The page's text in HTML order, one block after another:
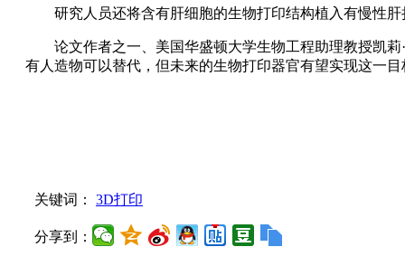
研究人员还将含有肝细胞的生物打印结构植入有慢性
论文作者之一、美国华盛顿大学生物工程助理教授凯
有人造物可以替代，但未来的生物打印器官有望实现这一
关键词： 3D打印
分享到：